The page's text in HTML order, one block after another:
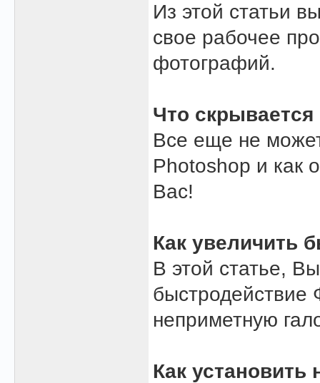
Из этой статьи
свое рабочее
фотографий.
Что
Все еще не
Photoshop и как
Вас!
Как увеличить
В этой статье,
быстродействие
неприметную
Как